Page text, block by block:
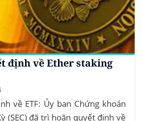
định về Ether staking
về ETF: Ủy ban Chứng khoán
(SEC) đã trì hoãn quyết định về